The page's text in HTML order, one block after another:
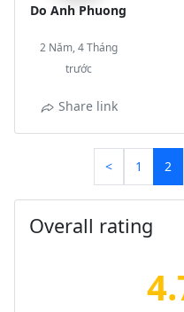
Do Anh Phuong
2 Năm, 4 Tháng
trước
Share link
< 1 2
Overall rating